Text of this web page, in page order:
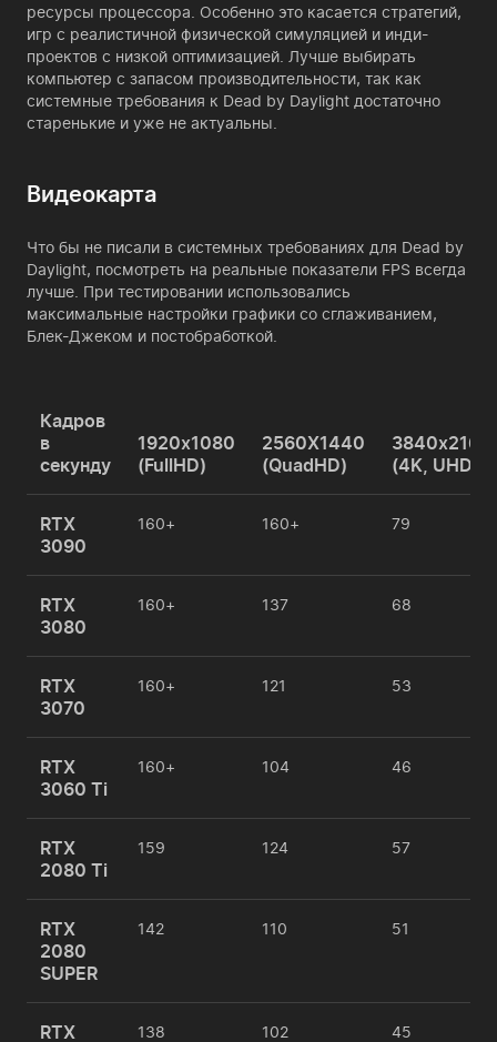
ресурсы процессора. Особенно это касается стратегий,
игр с реалистичной физической симуляцией и инди-
проектов с низкой оптимизацией. Лучше выбирать
компьютер с запасом производительности, так как
системные требования к Dead by Daylight достаточно
старенькие и уже не актуальны.
Видеокарта
Что бы не писали в системных требованиях для Dead by
Daylight, посмотреть на реальные показатели FPS всегда
лучше. При тестировании использовались
максимальные настройки графики со сглаживанием,
Блек-Джеком и постобработкой.
Кадров
в
секунду
1920x1080
(FullHD)
2560X1440
(QuadHD)
3840х2160
(4K, UHD)
RTX
3090
160+ 160+ 79
RTX
3080
160+ 137 68
RTX
3070
160+ 121 53
RTX
3060 Ti
160+ 104 46
RTX
2080 Ti
159 124 57
RTX
2080
SUPER
142 110 51
RTX 138 102 45